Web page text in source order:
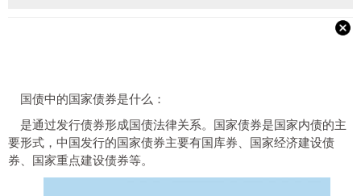
国债中的国家债券是什么：
是通过发行债券形成国债法律关系。国家债券是国家内债的主
要形式，中国发行的国家债券主要有国库券、国家经济建设债
券、国家重点建设债券等。